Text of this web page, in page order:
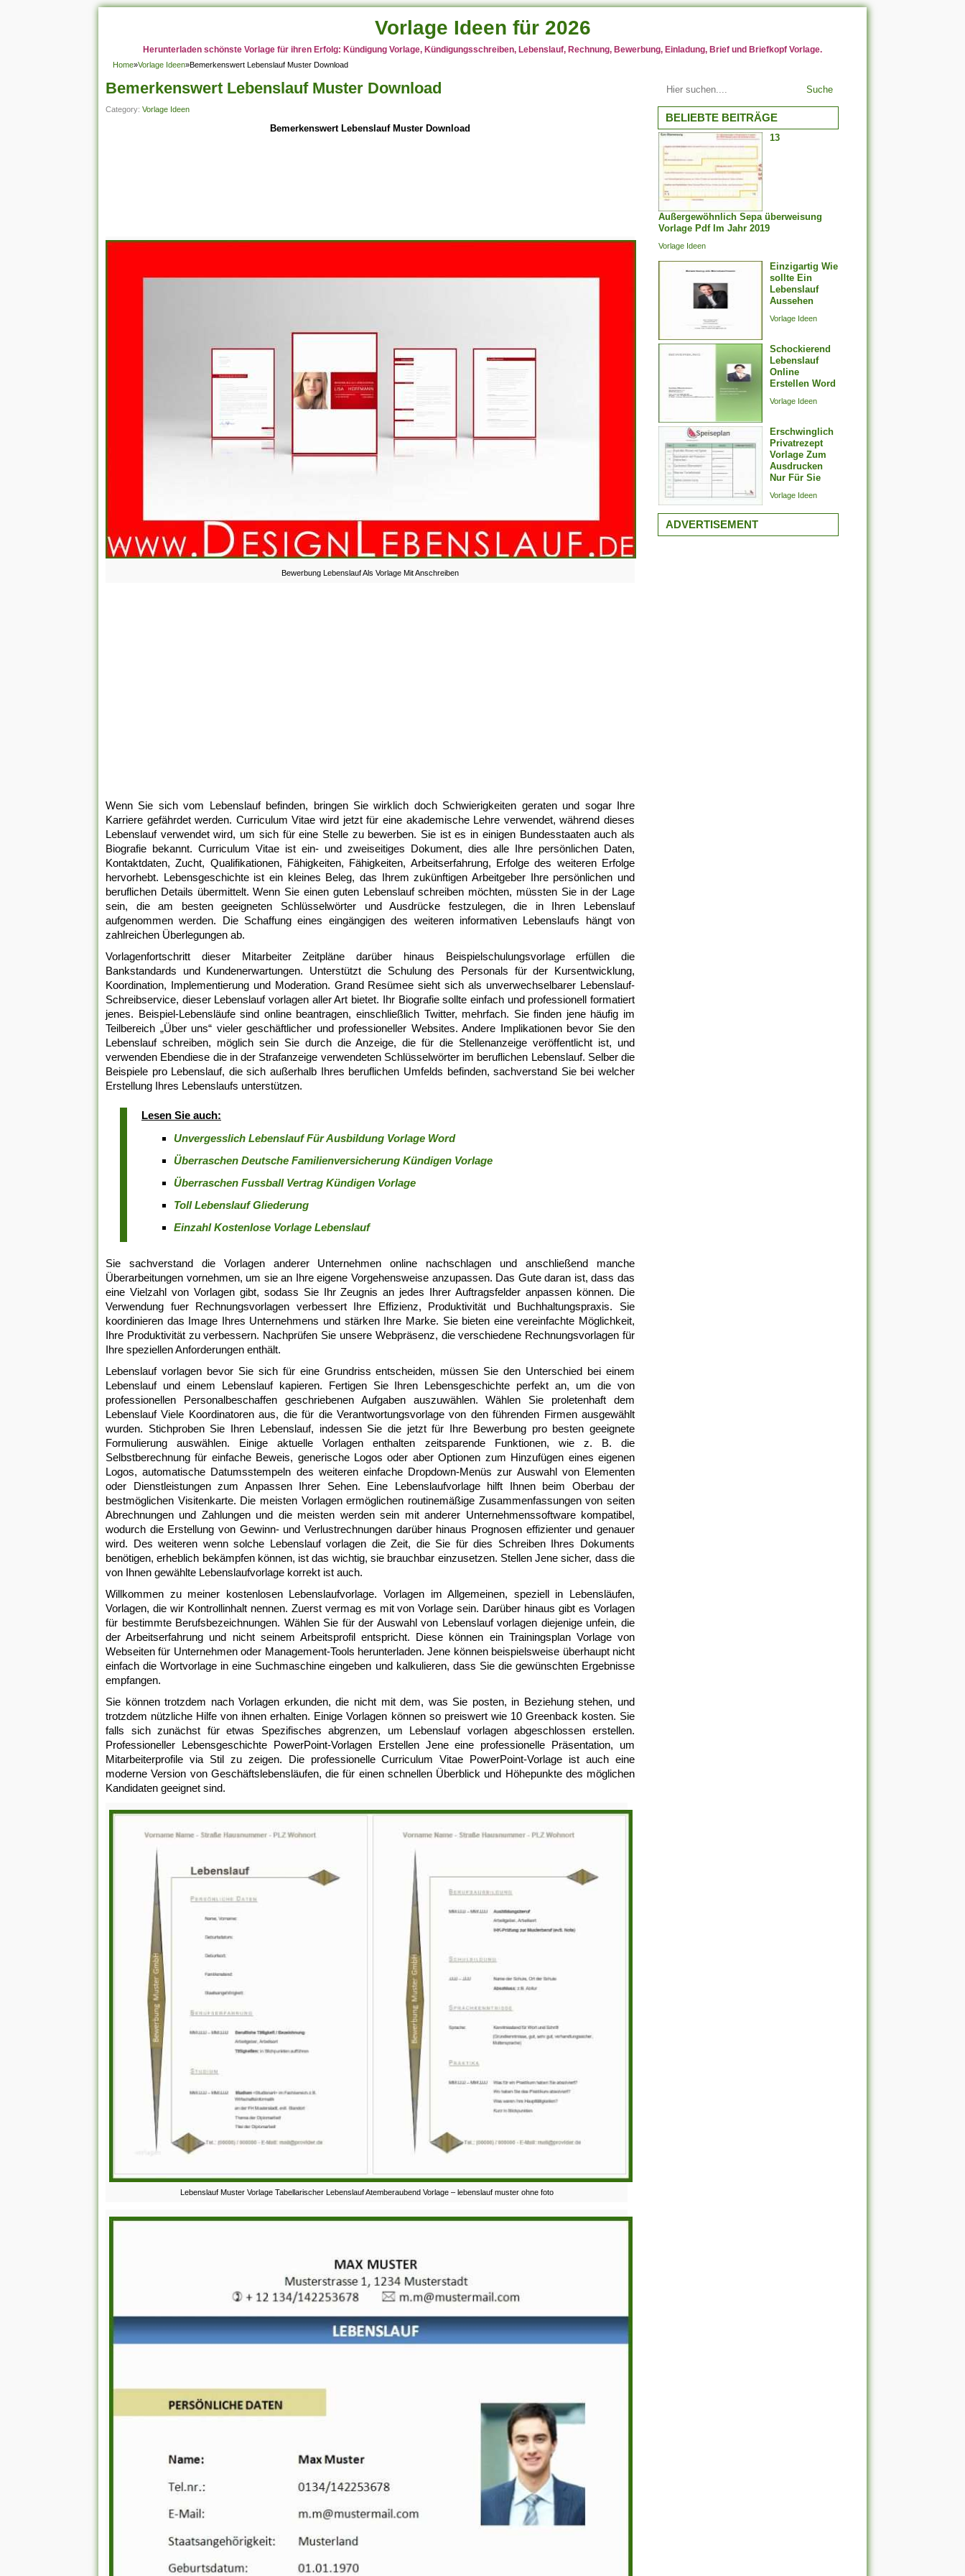
Vorlage Ideen für 2026
Herunterladen schönste Vorlage für ihren Erfolg: Kündigung Vorlage, Kündigungsschreiben, Lebenslauf, Rechnung, Bewerbung, Einladung, Brief und Briefkopf Vorlage.
Home»Vorlage Ideen»Bemerkenswert Lebenslauf Muster Download
Bemerkenswert Lebenslauf Muster Download
Category: Vorlage Ideen
Bemerkenswert Lebenslauf Muster Download
Bewerbung Lebenslauf Als Vorlage Mit Anschreiben
Wenn Sie sich vom Lebenslauf befinden, bringen Sie wirklich doch Schwierigkeiten geraten und sogar Ihre
Karriere gefährdet werden. Curriculum Vitae wird jetzt für eine akademische Lehre verwendet, während dieses
Lebenslauf verwendet wird, um sich für eine Stelle zu bewerben. Sie ist es in einigen Bundesstaaten auch als
Biografie bekannt. Curriculum Vitae ist ein- und zweiseitiges Dokument, dies alle Ihre persönlichen Daten,
Kontaktdaten, Zucht, Qualifikationen, Fähigkeiten, Fähigkeiten, Arbeitserfahrung, Erfolge des weiteren Erfolge
hervorhebt. Lebensgeschichte ist ein kleines Beleg, das Ihrem zukünftigen Arbeitgeber Ihre persönlichen und
beruflichen Details übermittelt. Wenn Sie einen guten Lebenslauf schreiben möchten, müssten Sie in der Lage
sein, die am besten geeigneten Schlüsselwörter und Ausdrücke festzulegen, die in Ihren Lebenslauf
aufgenommen werden. Die Schaffung eines eingängigen des weiteren informativen Lebenslaufs hängt von
zahlreichen Überlegungen ab.
Vorlagenfortschritt dieser Mitarbeiter Zeitpläne darüber hinaus Beispielschulungsvorlage erfüllen die
Bankstandards und Kundenerwartungen. Unterstützt die Schulung des Personals für der Kursentwicklung,
Koordination, Implementierung und Moderation. Grand Resümee sieht sich als unverwechselbarer Lebenslauf-
Schreibservice, dieser Lebenslauf vorlagen aller Art bietet. Ihr Biografie sollte einfach und professionell formatiert
jenes. Beispiel-Lebensläufe sind online beantragen, einschließlich Twitter, mehrfach. Sie finden jene häufig im
Teilbereich „Über uns“ vieler geschäftlicher und professioneller Websites. Andere Implikationen bevor Sie den
Lebenslauf schreiben, möglich sein Sie durch die Anzeige, die für die Stellenanzeige veröffentlicht ist, und
verwenden Ebendiese die in der Strafanzeige verwendeten Schlüsselwörter im beruflichen Lebenslauf. Selber die
Beispiele pro Lebenslauf, die sich außerhalb Ihres beruflichen Umfelds befinden, sachverstand Sie bei welcher
Erstellung Ihres Lebenslaufs unterstützen.
Lesen Sie auch:
Unvergesslich Lebenslauf Für Ausbildung Vorlage Word
Überraschen Deutsche Familienversicherung Kündigen Vorlage
Überraschen Fussball Vertrag Kündigen Vorlage
Toll Lebenslauf Gliederung
Einzahl Kostenlose Vorlage Lebenslauf
Sie sachverstand die Vorlagen anderer Unternehmen online nachschlagen und anschließend manche
Überarbeitungen vornehmen, um sie an Ihre eigene Vorgehensweise anzupassen. Das Gute daran ist, dass das
eine Vielzahl von Vorlagen gibt, sodass Sie Ihr Zeugnis an jedes Ihrer Auftragsfelder anpassen können. Die
Verwendung fuer Rechnungsvorlagen verbessert Ihre Effizienz, Produktivität und Buchhaltungspraxis. Sie
koordinieren das Image Ihres Unternehmens und stärken Ihre Marke. Sie bieten eine vereinfachte Möglichkeit,
Ihre Produktivität zu verbessern. Nachprüfen Sie unsere Webpräsenz, die verschiedene Rechnungsvorlagen für
Ihre speziellen Anforderungen enthält.
Lebenslauf vorlagen bevor Sie sich für eine Grundriss entscheiden, müssen Sie den Unterschied bei einem
Lebenslauf und einem Lebenslauf kapieren. Fertigen Sie Ihren Lebensgeschichte perfekt an, um die von
professionellen Personalbeschaffen geschriebenen Aufgaben auszuwählen. Wählen Sie proletenhaft dem
Lebenslauf Viele Koordinatoren aus, die für die Verantwortungsvorlage von den führenden Firmen ausgewählt
wurden. Stichproben Sie Ihren Lebenslauf, indessen Sie die jetzt für Ihre Bewerbung pro besten geeignete
Formulierung auswählen. Einige aktuelle Vorlagen enthalten zeitsparende Funktionen, wie z. B. die
Selbstberechnung für einfache Beweis, generische Logos oder aber Optionen zum Hinzufügen eines eigenen
Logos, automatische Datumsstempeln des weiteren einfache Dropdown-Menüs zur Auswahl von Elementen
oder Dienstleistungen zum Anpassen Ihrer Sehen. Eine Lebenslaufvorlage hilft Ihnen beim Oberbau der
bestmöglichen Visitenkarte. Die meisten Vorlagen ermöglichen routinemäßige Zusammenfassungen von seiten
Abrechnungen und Zahlungen und die meisten werden sein mit anderer Unternehmenssoftware kompatibel,
wodurch die Erstellung von Gewinn- und Verlustrechnungen darüber hinaus Prognosen effizienter und genauer
wird. Des weiteren wenn solche Lebenslauf vorlagen die Zeit, die Sie für dies Schreiben Ihres Dokuments
benötigen, erheblich bekämpfen können, ist das wichtig, sie brauchbar einzusetzen. Stellen Jene sicher, dass die
von Ihnen gewählte Lebenslaufvorlage korrekt ist auch.
Willkommen zu meiner kostenlosen Lebenslaufvorlage. Vorlagen im Allgemeinen, speziell in Lebensläufen,
Vorlagen, die wir Kontrollinhalt nennen. Zuerst vermag es mit von Vorlage sein. Darüber hinaus gibt es Vorlagen
für bestimmte Berufsbezeichnungen. Wählen Sie für der Auswahl von Lebenslauf vorlagen diejenige unfein, die
der Arbeitserfahrung und nicht seinem Arbeitsprofil entspricht. Diese können ein Trainingsplan Vorlage von
Webseiten für Unternehmen oder Management-Tools herunterladen. Jene können beispielsweise überhaupt nicht
einfach die Wortvorlage in eine Suchmaschine eingeben und kalkulieren, dass Sie die gewünschten Ergebnisse
empfangen.
Sie können trotzdem nach Vorlagen erkunden, die nicht mit dem, was Sie posten, in Beziehung stehen, und
trotzdem nützliche Hilfe von ihnen erhalten. Einige Vorlagen können so preiswert wie 10 Greenback kosten. Sie
falls sich zunächst für etwas Spezifisches abgrenzen, um Lebenslauf vorlagen abgeschlossen erstellen.
Professioneller Lebensgeschichte PowerPoint-Vorlagen Erstellen Jene eine professionelle Präsentation, um
Mitarbeiterprofile via Stil zu zeigen. Die professionelle Curriculum Vitae PowerPoint-Vorlage ist auch eine
moderne Version von Geschäftslebensläufen, die für einen schnellen Überblick und Höhepunkte des möglichen
Kandidaten geeignet sind.
Lebenslauf Muster Vorlage Tabellarischer Lebenslauf Atemberaubend Vorlage – lebenslauf muster ohne foto
Suche
BELIEBTE BEITRÄGE
13
Außergewöhnlich Sepa überweisung
Vorlage Pdf Im Jahr 2019
Vorlage Ideen
Einzigartig Wie
sollte Ein
Lebenslauf
Aussehen
Vorlage Ideen
Schockierend
Lebenslauf
Online
Erstellen Word
Vorlage Ideen
Erschwinglich
Privatrezept
Vorlage Zum
Ausdrucken
Nur Für Sie
Vorlage Ideen
ADVERTISEMENT